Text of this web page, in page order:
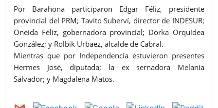
Por Barahona participaron Edgar Féliz, presidente
provincial del PRM; Tavito Suberví, director de INDESUR;
Oneida Féliz, gobernadora provincial; Dorka Orquídea
González; y Rolbik Urbaez, alcalde de Cabral.
Mientras que por Independencia estuvieron presentes
Hermes José, diputada; la ex sernadora Melania
Salvador; y Magdalena Matos.